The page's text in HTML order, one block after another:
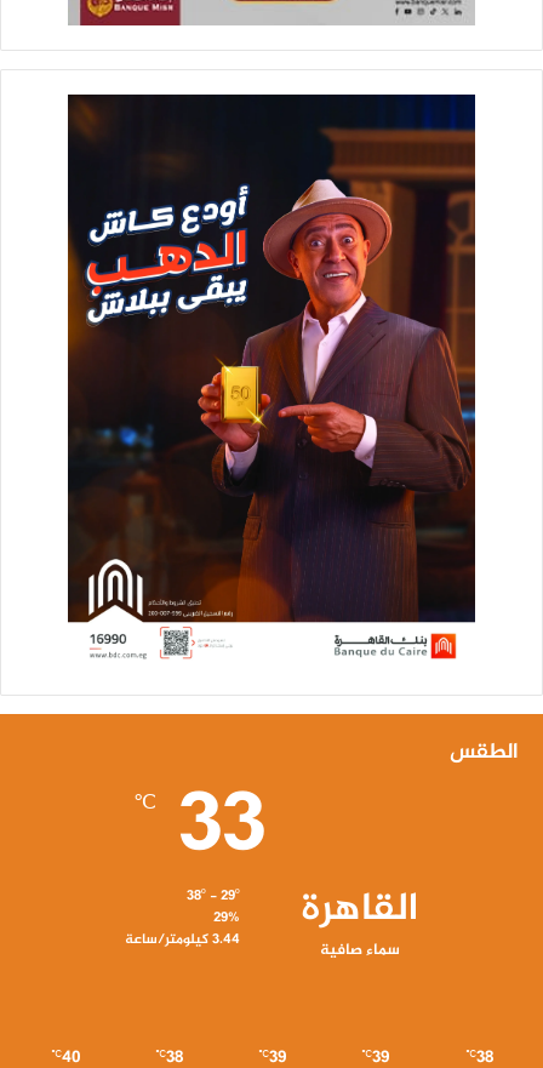
الطقس
القاهرة
سماء صافية
33
℃
29%
3.44 كيلومتر/ساعة
38
℃
39
℃
39
℃
38
℃
40
℃